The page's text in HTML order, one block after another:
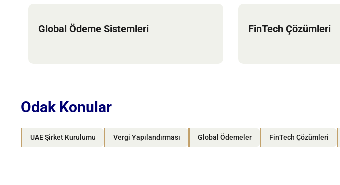
Global Ödeme Sistemleri FinTech Çözümleri
Odak Konular
UAE Şirket Kurulumu Vergi Yapılandırması Global Ödemeler FinTech Çözümleri